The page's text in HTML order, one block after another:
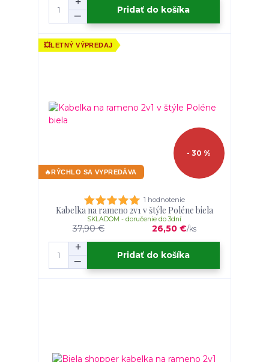
Pridať do košíka
- 30 %
🔥RÝCHLO SA VYPREDÁVA
💥LETNÝ VÝPREDAJ
1 hodnotenie
Kabelka na rameno 2v1 v štýle Poléne biela
37,90 € 26,50 €/ks
SKLADOM - doručenie do 3dní
Pridať do košíka